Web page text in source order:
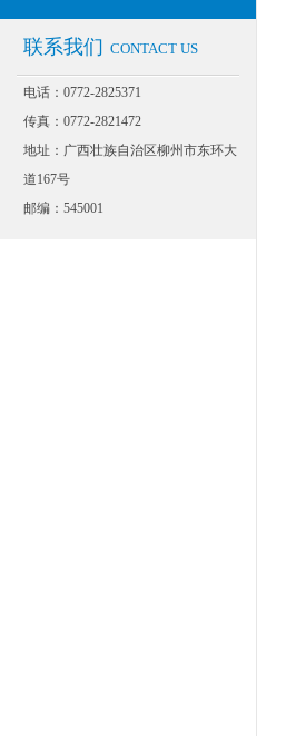
联系我们 CONTACT US
电话：0772-2825371
传真：0772-2821472
地址：广西壮族自治区柳州市东环大
道167号
邮编：545001